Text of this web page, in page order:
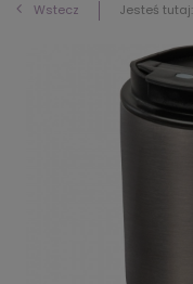
Wstecz Jesteś tutaj: